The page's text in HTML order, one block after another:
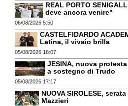
REAL PORTO
deve ancora venire"
06/08/2026 5:50
CASTELFIDARDO
Latina, il vivaio brilla
05/08/2026 18:07
JESINA, nuova
a sostegno di Trudo
05/08/2026 17:17
NUOVA SIROLESE,
Mazzieri